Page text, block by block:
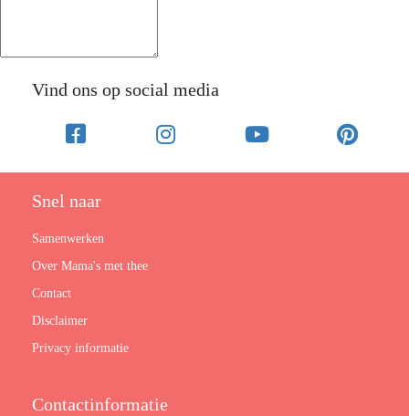
Vind ons op social media
Snel naar
Samenwerken
Over Mama's met thee
Contact
Disclaimer
Privacy informatie
Contactinformatie